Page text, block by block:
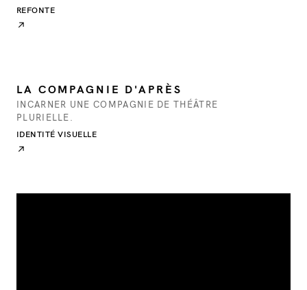
REFONTE
↗
LA COMPAGNIE D'APRÈS
INCARNER UNE COMPAGNIE DE THÉÂTRE
PLURIELLE.
IDENTITÉ VISUELLE
↗